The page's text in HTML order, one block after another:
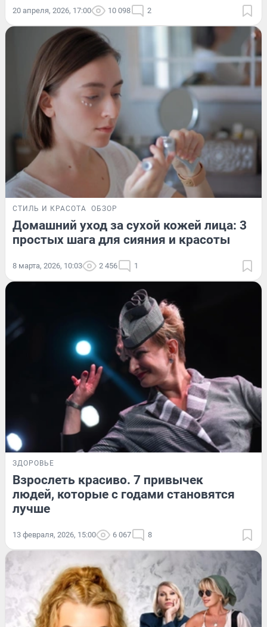
20 апреля, 2026, 17:00 10 098 2
СТИЛЬ И КРАСОТА ОБЗОР
Домашний уход за сухой кожей лица: 3
простых шага для сияния и красоты
8 марта, 2026, 10:03 2 456 1
ЗДОРОВЬЕ
Взрослеть красиво. 7 привычек
людей, которые с годами становятся
лучше
13 февраля, 2026, 15:00 6 067 8